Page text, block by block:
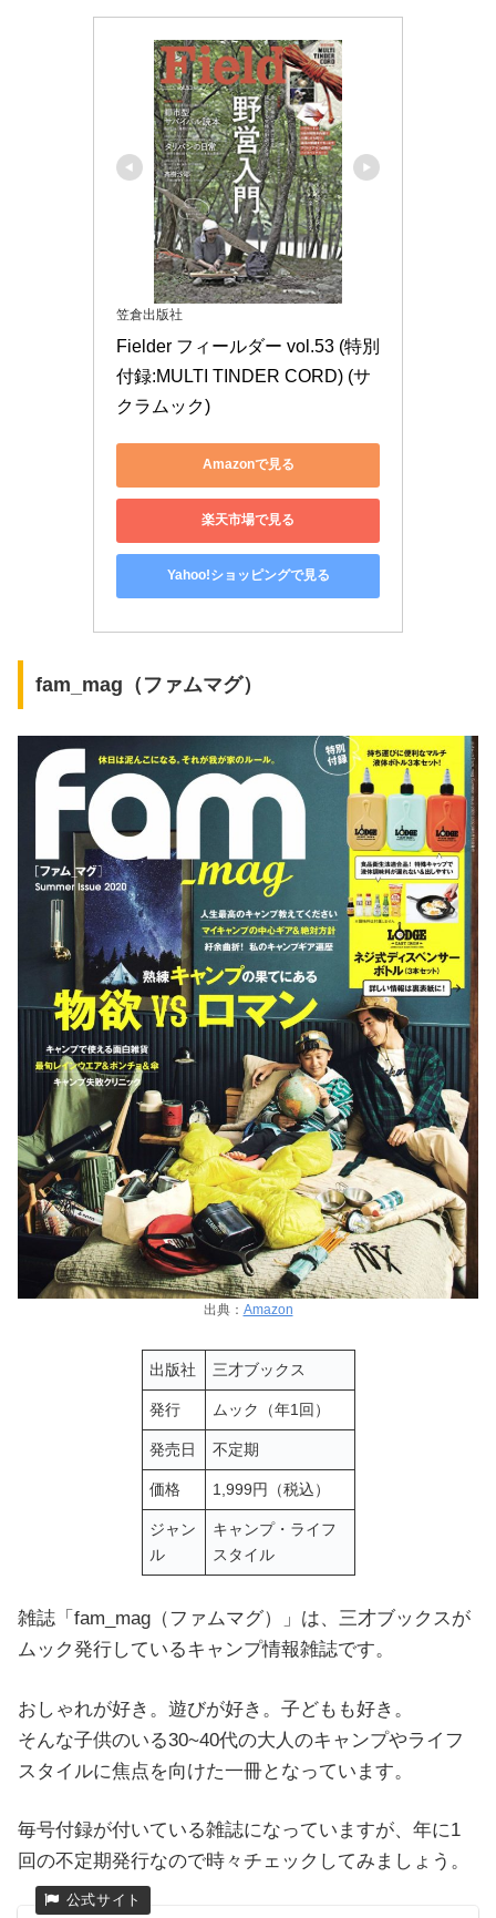
笠倉出版社
Fielder フィールダー vol.53 (特別
付録:MULTI TINDER CORD) (サ
クラムック)
Amazonで見る
楽天市場で見る
Yahoo!ショッピングで見る
fam_mag（ファムマグ）
出典： Amazon
出版社 三才ブックス
発行 ムック（年1回）
発売日 不定期
価格 1,999円（税込）
ジャン
ル
キャンプ・ライフ
スタイル
雑誌「fam_mag（ファムマグ）」は、三才ブックスが
ムック発行しているキャンプ情報雑誌です。
おしゃれが好き。遊びが好き。子どもも好き。
そんな子供のいる30~40代の大人のキャンプやライフ
スタイルに焦点を向けた一冊となっています。
毎号付録が付いている雑誌になっていますが、年に1
回の不定期発行なので時々チェックしてみましょう。